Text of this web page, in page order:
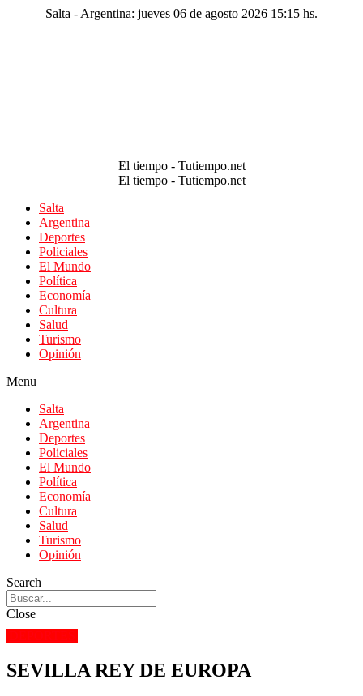
Salta - Argentina: jueves 06 de agosto 2026 15:15 hs.
El tiempo - Tutiempo.net
El tiempo - Tutiempo.net
Salta
Argentina
Deportes
Policiales
El Mundo
Política
Economía
Cultura
Salud
Turismo
Opinión
Menu
Salta
Argentina
Deportes
Policiales
El Mundo
Política
Economía
Cultura
Salud
Turismo
Opinión
Search
Close
SEVILLA REY DE EUROPA